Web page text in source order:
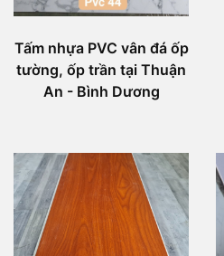
Tấm nhựa PVC vân đá ốp
tường, ốp trần tại Thuận
An - Bình Dương